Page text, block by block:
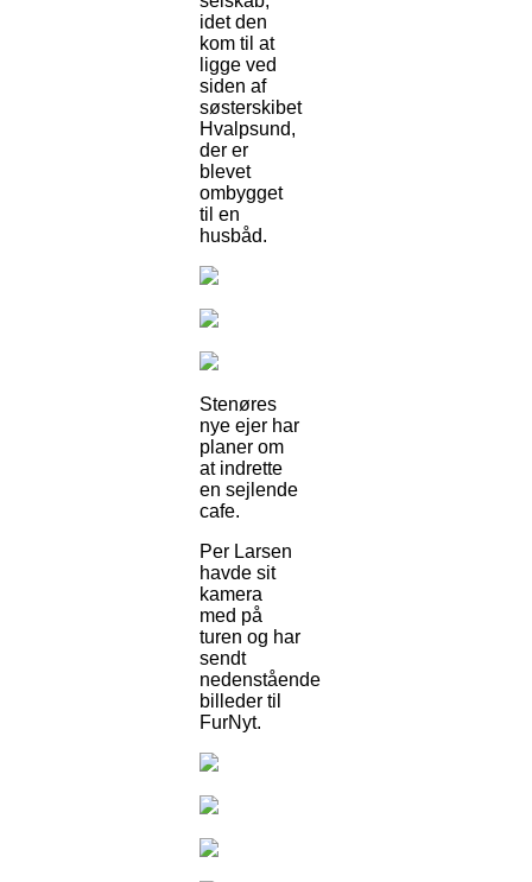
idet den
kom til at
ligge ved
siden af
søsterskibet
Hvalpsund,
der er
blevet
ombygget
til en
husbåd.
Stenøres
nye ejer har
planer om
at indrette
en sejlende
cafe.
Per Larsen
havde sit
kamera
med på
turen og har
sendt
nedenstående
billeder til
FurNyt.